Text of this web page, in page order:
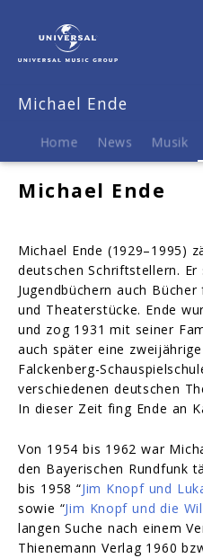
Biografie
Michael Ende
Home News Musik
Michael Ende
Michael Ende (1929–1995)
deutschen Schriftstellern.
Jugendbüchern auch
und Theaterstücke. Ende
und zog 1931 mit seiner
auch später eine
Falckenberg-
verschiedenen deutschen
In dieser Zeit fing Ende an
Von 1954 bis 1962 war
den Bayerischen Rundfunk
bis 1958 “Jim Knopf und
sowie “Jim Knopf und die
langen Suche nach einem
Thienemann Verlag 1960